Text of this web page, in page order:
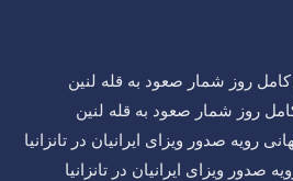
روز شمار صعود به قله لنین
روز شمار صعود به قله لنین
رویه صدور ویزای ایرانیان در تانزانیا
صدور ویزای ایرانیان در تانزانیا